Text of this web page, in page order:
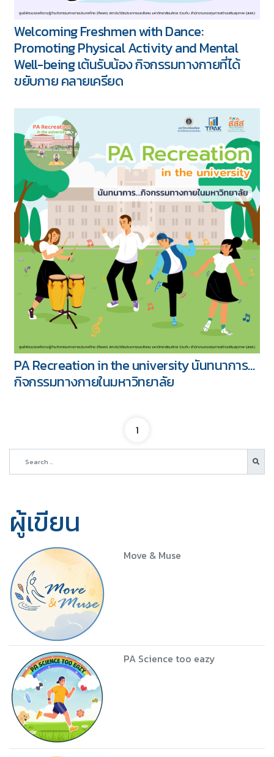
Welcoming Freshmen with Dance:
Promoting Physical Activity and Mental
Well-being เต้นรับน้อง กิจกรรมทางกายที่ได้
ขยับกาย คลายเครียด
PA Recreation in the university นันทนาการ…
กิจกรรมทางกายในมหาวิทยาลัย
1
ผู้เขียน
Move & Muse
PA Science too eazy